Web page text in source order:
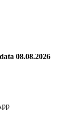
08.08.2026